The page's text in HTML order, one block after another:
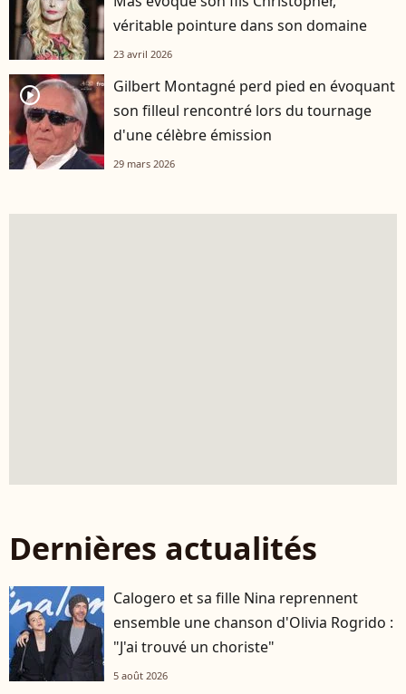
véritable pointure dans son domaine
23 avril 2026
player2
Gilbert Montagné perd pied en évoquant
son filleul rencontré lors du tournage
d'une célèbre émission
29 mars 2026
Dernières actualités
Calogero et sa fille Nina reprennent
ensemble une chanson d'Olivia Rogrido :
"J'ai trouvé un choriste"
5 août 2026